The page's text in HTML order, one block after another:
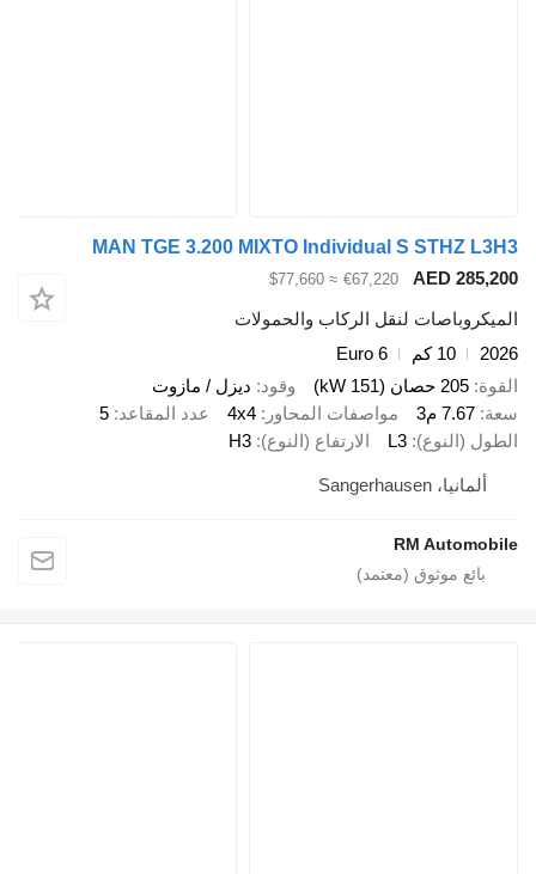
MAN TGE 3.200 MIXTO Individual S STHZ
AED
€67,220
≈ $77,660
لنقل الركاب والحمولات
10 كم
Euro 6
205 حصان (151 kW)
وقود
ديزل / مازوت
7.67 م3
مواصفات المحاور 4x4 عدد المقاعد
5
(النوع)
L3 الارتفاع (النوع) H3
RM